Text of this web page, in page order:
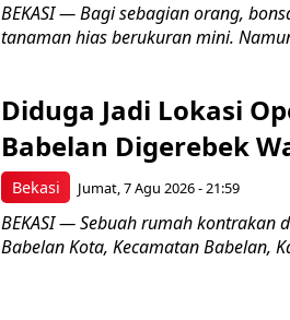
BEKASI — Bagi sebagian orang,
tanaman hias berukuran mini.
Bekasi
Diduga Jadi Lokasi
Babelan Digerebek
Jumat, 7 Agu 2026 - 21:59
BEKASI — Sebuah rumah kontrakan
Babelan Kota, Kecamatan Babelan,